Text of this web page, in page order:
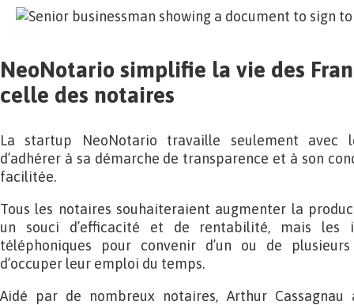
NeoNotario simplifie la vie des
celle des notaires
La startup NeoNotario travaille seulement avec
d’adhérer à sa démarche de transparence et à son
facilitée.
Tous les notaires souhaiteraient augmenter la
un souci d’efficacité et de rentabilité, mais les
téléphoniques pour convenir d’un ou de
d’occuper leur emploi du temps.
Aidé par de nombreux notaires, Arthur